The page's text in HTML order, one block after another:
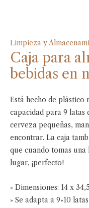
Limpieza y
Caja para
bebidas en
Está hecho de plástico
capacidad para 9 latas
cerveza pequeñas,
encontrar. La caja
que cuando tomas
lugar, ¡perfecto!
» Dimensiones: 14 x
» Se adapta a 9»10